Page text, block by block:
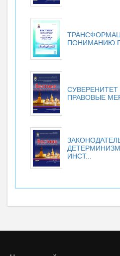
ПОНИМАНИЮ
СУВЕРЕНИТЕТ
ПРАВОВЫЕ
ИНСТ...